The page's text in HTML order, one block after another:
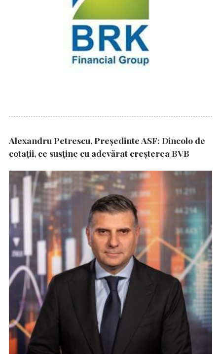
Alexandru Petrescu, Președinte ASF: Dincolo de
cotații, ce susține cu adevărat creșterea BVB